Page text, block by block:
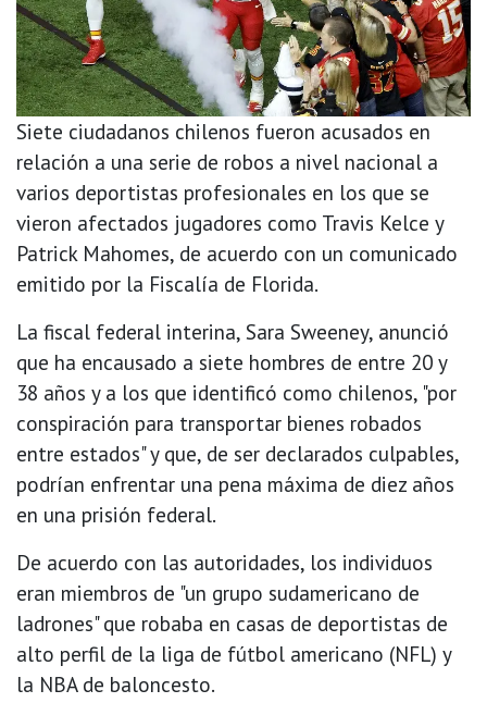
Siete ciudadanos chilenos fueron acusados en
relación a una serie de robos a nivel nacional a
varios deportistas profesionales en los que se
vieron afectados jugadores como Travis Kelce y
Patrick Mahomes, de acuerdo con un comunicado
emitido por la Fiscalía de Florida.
La fiscal federal interina, Sara Sweeney, anunció
que ha encausado a siete hombres de entre 20 y
38 años y a los que identificó como chilenos, "por
conspiración para transportar bienes robados
entre estados" y que, de ser declarados culpables,
podrían enfrentar una pena máxima de diez años
en una prisión federal.
De acuerdo con las autoridades, los individuos
eran miembros de "un grupo sudamericano de
ladrones" que robaba en casas de deportistas de
alto perfil de la liga de fútbol americano (NFL) y
la NBA de baloncesto.